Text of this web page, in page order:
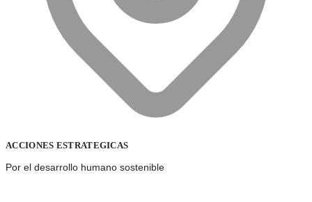
ACCIONES ESTRATEGICAS
Por el desarrollo humano sostenible